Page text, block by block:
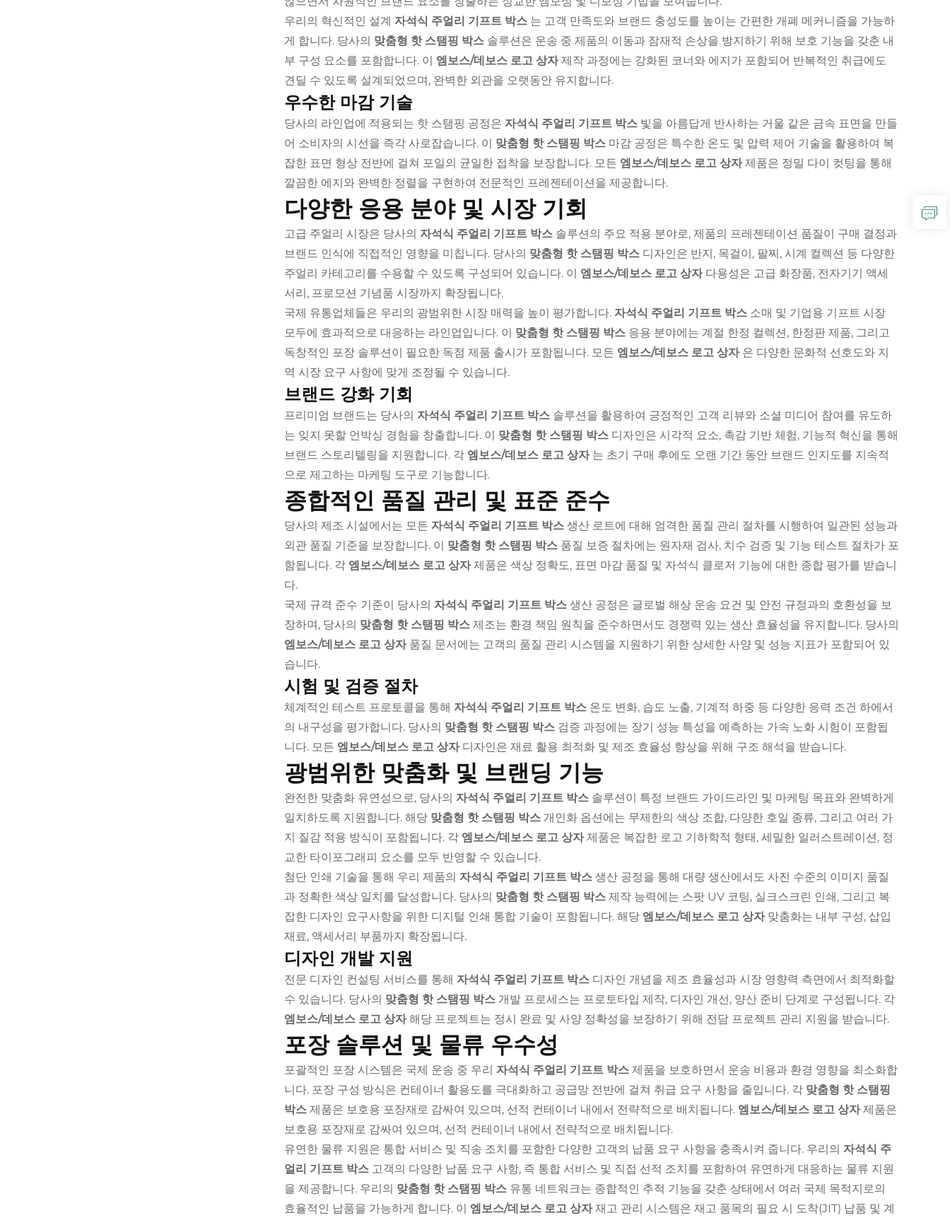
우리의 혁신적인 설계 자석식 주얼리 기프트 박스 는 고객 만족도와 브랜드 충성도를 높이는 간편한 개폐 메커니즘을 가능하
게 합니다. 당사의 맞춤형 핫 스탬핑 박스 솔루션은 운송 중 제품의 이동과 잠재적 손상을 방지하기 위해 보호 기능을 갖춘 내
부 구성 요소를 포함합니다. 이 엠보스/데보스 로고 상자제작 과정에는 강화된 코너와 에지가 포함되어 반복적인 취급에도
견딜 수 있도록 설계되었으며, 완벽한 외관을 오랫동안 유지합니다.
우수한 마감 기술
당사의 라인업에 적용되는 핫 스탬핑 공정은 자석식 주얼리 기프트 박스 빛을 아름답게 반사하는 거울 같은 금속 표면을 만들
어 소비자의 시선을 즉각 사로잡습니다. 이 맞춤형 핫 스탬핑 박스 마감 공정은 특수한 온도 및 압력 제어 기술을 활용하여 복
잡한 표면 형상 전반에 걸쳐 포일의 균일한 접착을 보장합니다. 모든 엠보스/데보스 로고 상자제품은 정밀 다이 컷팅을 통해
깔끔한 에지와 완벽한 정렬을 구현하여 전문적인 프레젠테이션을 제공합니다.
다양한 응용 분야 및 시장 기회
고급 주얼리 시장은 당사의 자석식 주얼리 기프트 박스 솔루션의 주요 적용 분야로, 제품의 프레젠테이션 품질이 구매 결정과
브랜드 인식에 직접적인 영향을 미칩니다. 당사의 맞춤형 핫 스탬핑 박스 디자인은 반지, 목걸이, 팔찌, 시계 컬렉션 등 다양한
주얼리 카테고리를 수용할 수 있도록 구성되어 있습니다. 이 엠보스/데보스 로고 상자 다용성은 고급 화장품, 전자기기 액세
서리, 프로모션 기념품 시장까지 확장됩니다.
국제 유통업체들은 우리의 광범위한 시장 매력을 높이 평가합니다. 자석식 주얼리 기프트 박스 소매 및 기업용 기프트 시장
모두에 효과적으로 대응하는 라인업입니다. 이 맞춤형 핫 스탬핑 박스 응용 분야에는 계절 한정 컬렉션, 한정판 제품, 그리고
독창적인 포장 솔루션이 필요한 독점 제품 출시가 포함됩니다. 모든 엠보스/데보스 로고 상자 은 다양한 문화적 선호도와 지
역 시장 요구 사항에 맞게 조정될 수 있습니다.
브랜드 강화 기회
프리미엄 브랜드는 당사의 자석식 주얼리 기프트 박스 솔루션을 활용하여 긍정적인 고객 리뷰와 소셜 미디어 참여를 유도하
는 잊지 못할 언박싱 경험을 창출합니다. 이 맞춤형 핫 스탬핑 박스 디자인은 시각적 요소, 촉감 기반 체험, 기능적 혁신을 통해
브랜드 스토리텔링을 지원합니다. 각 엠보스/데보스 로고 상자 는 초기 구매 후에도 오랜 기간 동안 브랜드 인지도를 지속적
으로 제고하는 마케팅 도구로 기능합니다.
종합적인 품질 관리 및 표준 준수
당사의 제조 시설에서는 모든 자석식 주얼리 기프트 박스 생산 로트에 대해 엄격한 품질 관리 절차를 시행하여 일관된 성능과
외관 품질 기준을 보장합니다. 이 맞춤형 핫 스탬핑 박스 품질 보증 절차에는 원자재 검사, 치수 검증 및 기능 테스트 절차가 포
함됩니다. 각 엠보스/데보스 로고 상자제품은 색상 정확도, 표면 마감 품질 및 자석식 클로저 기능에 대한 종합 평가를 받습니
다.
국제 규격 준수 기준이 당사의 자석식 주얼리 기프트 박스 생산 공정은 글로벌 해상 운송 요건 및 안전 규정과의 호환성을 보
장하며, 당사의 맞춤형 핫 스탬핑 박스 제조는 환경 책임 원칙을 준수하면서도 경쟁력 있는 생산 효율성을 유지합니다. 당사의
엠보스/데보스 로고 상자 품질 문서에는 고객의 품질 관리 시스템을 지원하기 위한 상세한 사양 및 성능 지표가 포함되어 있
습니다.
시험 및 검증 절차
체계적인 테스트 프로토콜을 통해 자석식 주얼리 기프트 박스 온도 변화, 습도 노출, 기계적 하중 등 다양한 응력 조건 하에서
의 내구성을 평가합니다. 당사의 맞춤형 핫 스탬핑 박스 검증 과정에는 장기 성능 특성을 예측하는 가속 노화 시험이 포함됩
니다. 모든 엠보스/데보스 로고 상자 디자인은 재료 활용 최적화 및 제조 효율성 향상을 위해 구조 해석을 받습니다.
광범위한 맞춤화 및 브랜딩 기능
완전한 맞춤화 유연성으로, 당사의 자석식 주얼리 기프트 박스 솔루션이 특정 브랜드 가이드라인 및 마케팅 목표와 완벽하게
일치하도록 지원합니다. 해당 맞춤형 핫 스탬핑 박스 개인화 옵션에는 무제한의 색상 조합, 다양한 호일 종류, 그리고 여러 가
지 질감 적용 방식이 포함됩니다. 각 엠보스/데보스 로고 상자제품은 복잡한 로고 기하학적 형태, 세밀한 일러스트레이션, 정
교한 타이포그래피 요소를 모두 반영할 수 있습니다.
첨단 인쇄 기술을 통해 우리 제품의 자석식 주얼리 기프트 박스 생산 공정을 통해 대량 생산에서도 사진 수준의 이미지 품질
과 정확한 색상 일치를 달성합니다. 당사의 맞춤형 핫 스탬핑 박스 제작 능력에는 스팟 UV 코팅, 실크스크린 인쇄, 그리고 복
잡한 디자인 요구사항을 위한 디지털 인쇄 통합 기술이 포함됩니다. 해당 엠보스/데보스 로고 상자 맞춤화는 내부 구성, 삽입
재료, 액세서리 부품까지 확장됩니다.
디자인 개발 지원
전문 디자인 컨설팅 서비스를 통해 자석식 주얼리 기프트 박스 디자인 개념을 제조 효율성과 시장 영향력 측면에서 최적화할
수 있습니다. 당사의 맞춤형 핫 스탬핑 박스 개발 프로세스는 프로토타입 제작, 디자인 개선, 양산 준비 단계로 구성됩니다. 각
엠보스/데보스 로고 상자해당 프로젝트는 정시 완료 및 사양 정확성을 보장하기 위해 전담 프로젝트 관리 지원을 받습니다.
포장 솔루션 및 물류 우수성
포괄적인 포장 시스템은 국제 운송 중 우리 자석식 주얼리 기프트 박스 제품을 보호하면서 운송 비용과 환경 영향을 최소화합
니다. 포장 구성 방식은 컨테이너 활용도를 극대화하고 공급망 전반에 걸쳐 취급 요구 사항을 줄입니다. 각 맞춤형 핫 스탬핑
박스 제품은 보호용 포장재로 감싸여 있으며, 선적 컨테이너 내에서 전략적으로 배치됩니다. 엠보스/데보스 로고 상자제품은
보호용 포장재로 감싸여 있으며, 선적 컨테이너 내에서 전략적으로 배치됩니다.
유연한 물류 지원은 통합 서비스 및 직송 조치를 포함한 다양한 고객의 납품 요구 사항을 충족시켜 줍니다. 우리의 자석식 주
얼리 기프트 박스 고객의 다양한 납품 요구 사항, 즉 통합 서비스 및 직접 선적 조치를 포함하여 유연하게 대응하는 물류 지원
을 제공합니다. 우리의 맞춤형 핫 스탬핑 박스 유통 네트워크는 종합적인 추적 기능을 갖춘 상태에서 여러 국제 목적지로의
효율적인 납품을 가능하게 합니다. 이 엠보스/데보스 로고 상자재고 관리 시스템은 재고 품목의 필요 시 도착(JIT) 납품 및 계